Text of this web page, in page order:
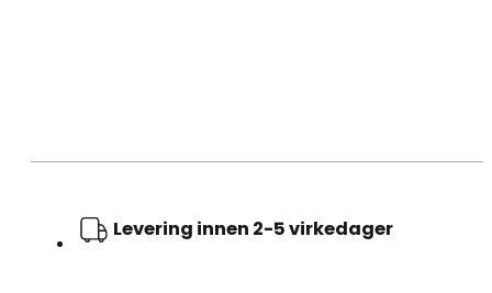
Levering innen 2-5 virkedager